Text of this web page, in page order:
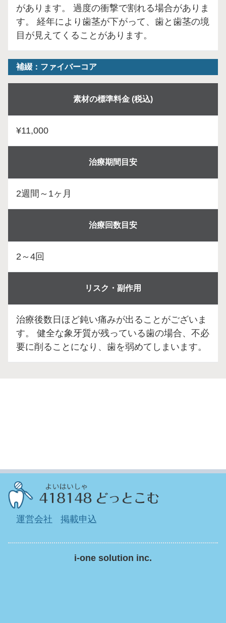
があります。 過度の衝撃で割れる場合がありま
す。 経年により歯茎が下がって、歯と歯茎の境
目が見えてくることがあります。
補綴：ファイバーコア
素材の標準料金 (税込)
¥11,000
治療期間目安
2週間～1ヶ月
治療回数目安
2～4回
リスク・副作用
治療後数日ほど鈍い痛みが出ることがございま
す。 健全な象牙質が残っている歯の場合、不必
要に削ることになり、歯を弱めてしまいます。
運営会社 掲載申込
i-one solution inc.